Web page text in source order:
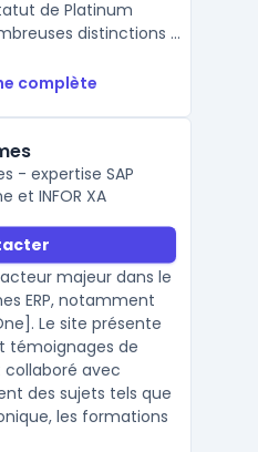
de Platinum
distinctions ...
complète
- expertise SAP
et INFOR XA
majeur dans le
ERP, notamment
Le site présente
témoignages de
avec
des sujets tels que
les formations